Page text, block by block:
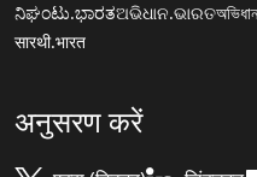
ನಿಘಂಟು.ಭಾರತଅଭିଧାନ.ଭାରତ
सारथी.भारत
अनुसरण करें